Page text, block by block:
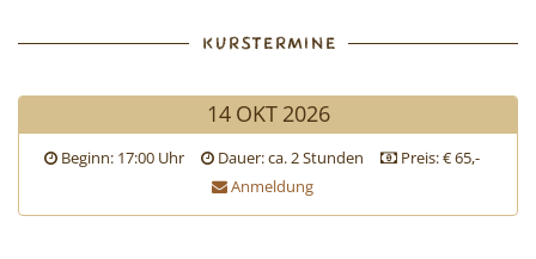
KURSTERMINE
14 OKT 2026
Beginn: 17:00 Uhr Dauer: ca. 2 Stunden
Preis: € 65,-
Anmeldung